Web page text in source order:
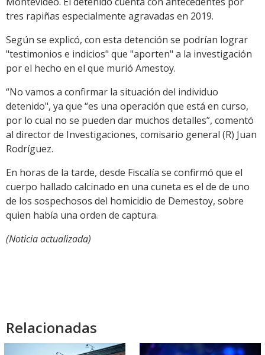
tres rapiñas especialmente agravadas en 2019.
Según se explicó, con esta detención se podrían lograr
"testimonios e indicios" que "aporten" a la investigación
por el hecho en el que murió Amestoy.
“No vamos a confirmar la situación del individuo
detenido", ya que “es una operación que está en curso,
por lo cual no se pueden dar muchos detalles”, comentó
al director de Investigaciones, comisario general (R) Juan
Rodríguez.
En horas de la tarde, desde Fiscalía se confirmó que el
cuerpo hallado calcinado en una cuneta es el de de uno
de los sospechosos del homicidio de Demestoy, sobre
quien había una orden de captura.
(Noticia actualizada)
Relacionadas